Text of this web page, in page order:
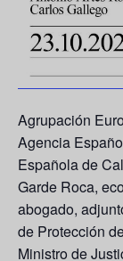
Agrupación
Agencia
Española de
Garde Roca,
abogado,
de Protección
Ministro de